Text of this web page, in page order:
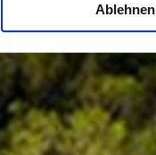
Ablehnen